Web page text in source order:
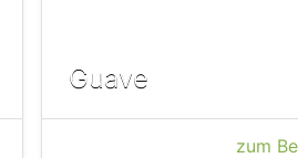
Guave
zum